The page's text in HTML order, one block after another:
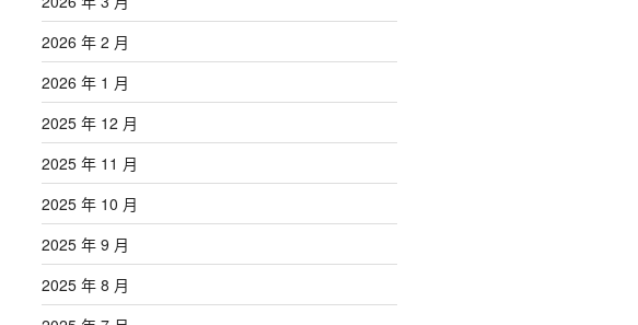
2026 年 2 月
2026 年 1 月
2025 年 12 月
2025 年 11 月
2025 年 10 月
2025 年 9 月
2025 年 8 月